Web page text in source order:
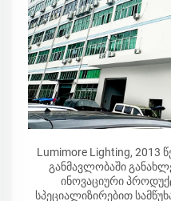
Lumimore Lighting, 2013
განმავლობაში
ინოვაციური
სპეციალიზირებით